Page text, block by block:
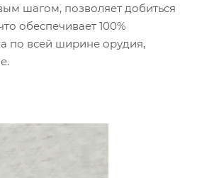
шагом, позволяет добиться
обеспечивает 100%
по всей ширине орудия,